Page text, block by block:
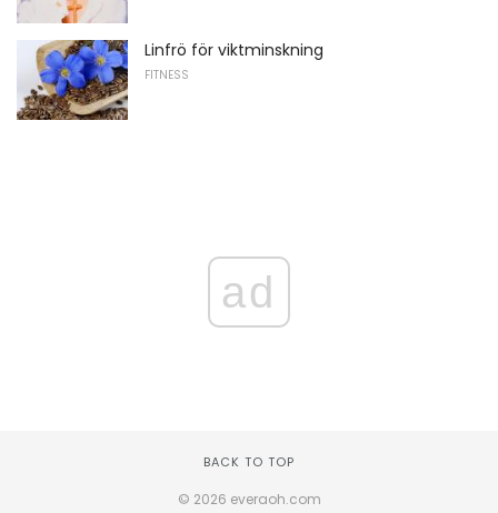
Linfrö för viktminskning
FITNESS
ad
BACK TO TOP
© 2026 everaoh.com